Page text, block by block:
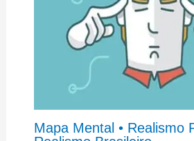
Mapa Mental • Realismo